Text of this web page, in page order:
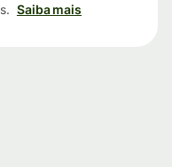
Saiba mais